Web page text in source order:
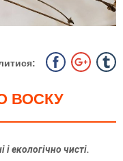
ВОСКУ
екологічно чисті.